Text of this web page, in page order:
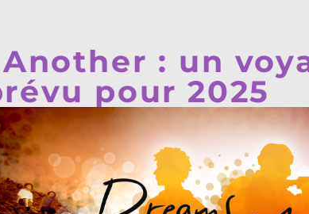
: un
pour 2025